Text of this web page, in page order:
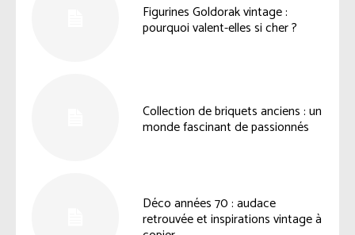
Figurines Goldorak vintage :
pourquoi valent-elles si cher ?
Collection de briquets anciens : un
monde fascinant de passionnés
Déco années 70 : audace
retrouvée et inspirations vintage à